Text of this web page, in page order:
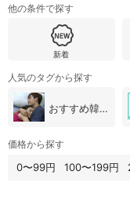
決済方法変更
Myクーポン
他の条件で探す
新着
人気のタグから探す
おすすめ韓国ドラマ
価格から探す
0〜99円 100〜199円